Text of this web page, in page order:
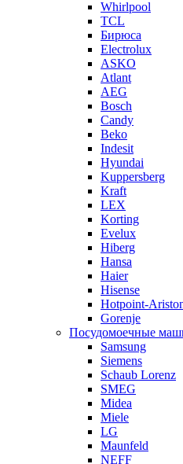
Whirlpool
TCL
Бирюса
Electrolux
ASKO
Atlant
AEG
Bosch
Candy
Beko
Indesit
Hyundai
Kuppersberg
Kraft
LEX
Korting
Evelux
Hiberg
Hansa
Haier
Hisense
Hotpoint-
Gorenje
Посудомоечные
Samsung
Siemens
Schaub Lorenz
SMEG
Midea
Miele
LG
Maunfeld
NEFF